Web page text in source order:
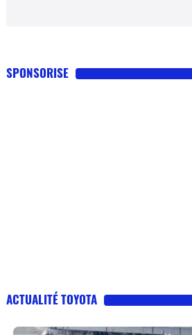
SPONSORISE
ACTUALITÉ TOYOTA